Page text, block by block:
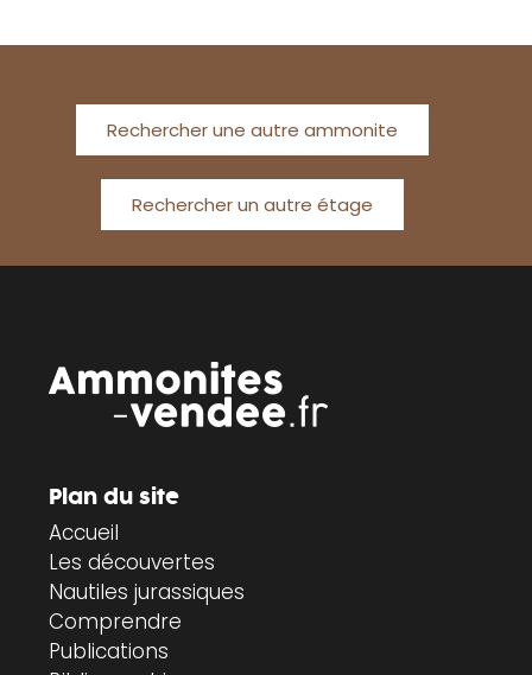
Rechercher une autre ammonite
Rechercher un autre étage
Plan du site
Accueil
Les découvertes
Nautiles jurassiques
Comprendre
Publications